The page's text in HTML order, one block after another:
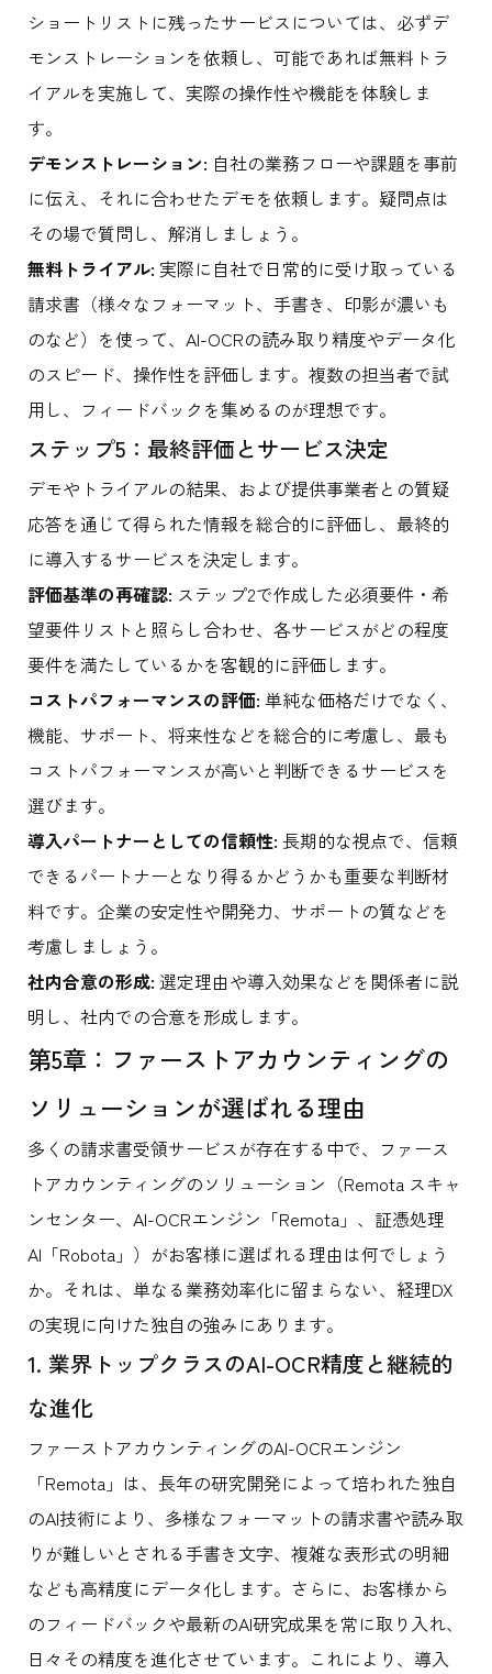
ショートリストに残ったサービスについては、必ずデ
モンストレーションを依頼し、可能であれば無料トラ
イアルを実施して、実際の操作性や機能を体験しま
す。
デモンストレーション: 自社の業務フローや課題を事前
に伝え、それに合わせたデモを依頼します。疑問点は
その場で質問し、解消しましょう。
無料トライアル: 実際に自社で日常的に受け取っている
請求書（様々なフォーマット、手書き、印影が濃いも
のなど）を使って、AI-OCRの読み取り精度やデータ化
のスピード、操作性を評価します。複数の担当者で試
用し、フィードバックを集めるのが理想です。
ステップ5：最終評価とサービス決定
デモやトライアルの結果、および提供事業者との質疑
応答を通じて得られた情報を総合的に評価し、最終的
に導入するサービスを決定します。
評価基準の再確認: ステップ2で作成した必須要件・希
望要件リストと照らし合わせ、各サービスがどの程度
要件を満たしているかを客観的に評価します。
コストパフォーマンスの評価: 単純な価格だけでなく、
機能、サポート、将来性などを総合的に考慮し、最も
コストパフォーマンスが高いと判断できるサービスを
選びます。
導入パートナーとしての信頼性: 長期的な視点で、信頼
できるパートナーとなり得るかどうかも重要な判断材
料です。企業の安定性や開発力、サポートの質などを
考慮しましょう。
社内合意の形成: 選定理由や導入効果などを関係者に説
明し、社内での合意を形成します。
第5章：ファーストアカウンティングの
ソリューションが選ばれる理由
多くの請求書受領サービスが存在する中で、ファース
トアカウンティングのソリューション（Remota スキャ
ンセンター、AI-OCRエンジン「Remota」、証憑処理
AI「Robota」）がお客様に選ばれる理由は何でしょう
か。それは、単なる業務効率化に留まらない、経理DX
の実現に向けた独自の強みにあります。
1. 業界トップクラスのAI-OCR精度と継続的
な進化
ファーストアカウンティングのAI-OCRエンジン
「Remota」は、長年の研究開発によって培われた独自
のAI技術により、多様なフォーマットの請求書や読み取
りが難しいとされる手書き文字、複雑な表形式の明細
なども高精度にデータ化します。さらに、お客様から
のフィードバックや最新のAI研究成果を常に取り入れ、
日々その精度を進化させています。これにより、導入